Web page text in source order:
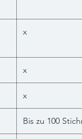
x
x
x
Bis zu 100